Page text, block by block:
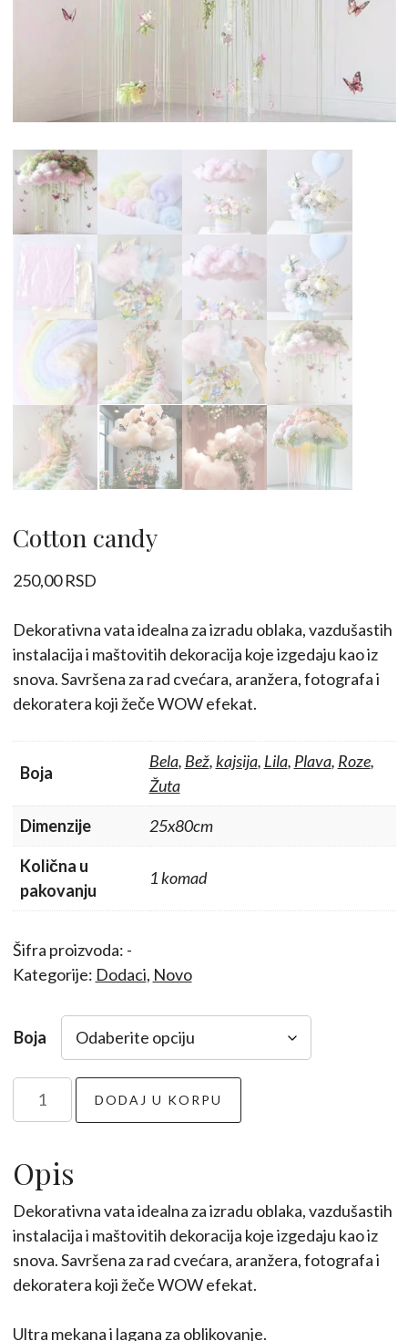
Cotton candy
250,00RSD
Dekorativna vata idealna za izradu oblaka, vazdušastih
instalacija i maštovitih dekoracija koje izgedaju kao iz
snova. Savršena za rad cvećara, aranžera, fotografa i
dekoratera koji žeče WOW efekat.
Boja
Bela, Bež,kajsija, Lila, Plava, Roze,
Žuta
Dimenzije
25x80cm
Količna u
pakovanju
1 komad
Šifra proizvoda: -
Kategorije: Dodaci, Novo
Boja
DODAJ U KORPU
Opis
Dekorativna vata idealna za izradu oblaka, vazdušastih
instalacija i maštovitih dekoracija koje izgedaju kao iz
snova. Savršena za rad cvećara, aranžera, fotografa i
dekoratera koji žeče WOW efekat.
Ultra mekana i lagana za oblikovanje.